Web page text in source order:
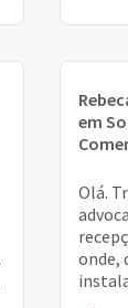
em
Olá.
onde,